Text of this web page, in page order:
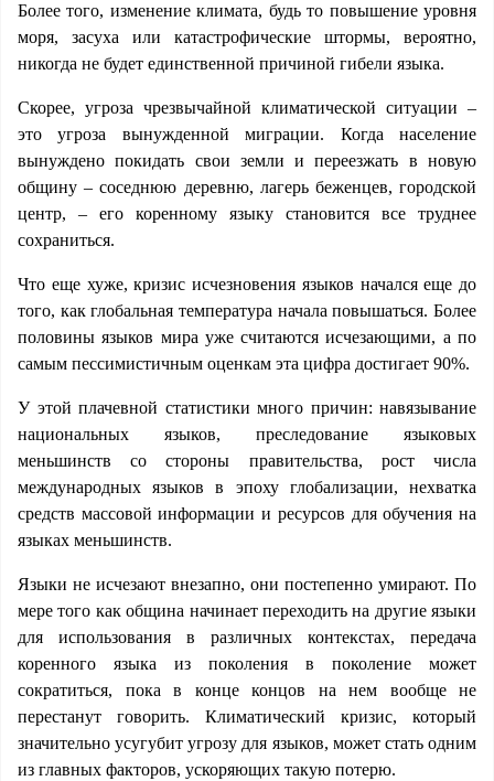
Более того, изменение климата, будь то повышение уровня
моря, засуха или катастрофические штормы, вероятно,
никогда не будет единственной причиной гибели языка.
Скорее, угроза чрезвычайной климатической ситуации –
это угроза вынужденной миграции. Когда население
вынуждено покидать свои земли и переезжать в новую
общину – соседнюю деревню, лагерь беженцев, городской
центр, – его коренному языку становится все труднее
сохраниться.
Что еще хуже, кризис исчезновения языков начался еще до
того, как глобальная температура начала повышаться. Более
половины языков мира уже считаются исчезающими, а по
самым пессимистичным оценкам эта цифра достигает 90%.
У этой плачевной статистики много причин: навязывание
национальных языков, преследование языковых
меньшинств со стороны правительства, рост числа
международных языков в эпоху глобализации, нехватка
средств массовой информации и ресурсов для обучения на
языках меньшинств.
Языки не исчезают внезапно, они постепенно умирают. По
мере того как община начинает переходить на другие языки
для использования в различных контекстах, передача
коренного языка из поколения в поколение может
сократиться, пока в конце концов на нем вообще не
перестанут говорить. Климатический кризис, который
значительно усугубит угрозу для языков, может стать одним
из главных факторов, ускоряющих такую потерю.